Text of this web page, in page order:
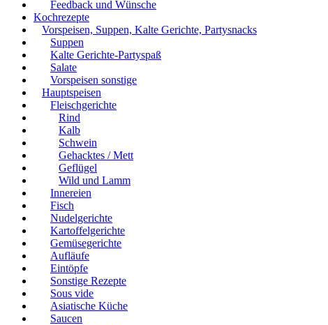
Feedback und Wünsche
Kochrezepte
Vorspeisen, Suppen, Kalte Gerichte, Partysnacks
Suppen
Kalte Gerichte-Partyspaß
Salate
Vorspeisen sonstige
Hauptspeisen
Fleischgerichte
Rind
Kalb
Schwein
Gehacktes / Mett
Geflügel
Wild und Lamm
Innereien
Fisch
Nudelgerichte
Kartoffelgerichte
Gemüsegerichte
Aufläufe
Eintöpfe
Sonstige Rezepte
Sous vide
Asiatische Küche
Saucen